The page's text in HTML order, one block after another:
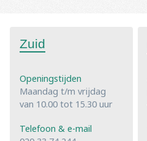
Zuid
Openingstijden
Maandag t/m vrijdag
van 10.00 tot 15.30 uur
Telefoon & e-mail